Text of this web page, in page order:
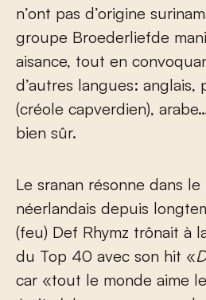
n’ont pas d’origine
groupe Broederliefde
aisance, tout en
d’autres langues: anglais,
(créole capverdien),
bien sûr.
Le sranan résonne dans
néerlandais depuis
(feu) Def Rhymz trônait à
du Top 40 avec son hit «
car «tout le monde aime le